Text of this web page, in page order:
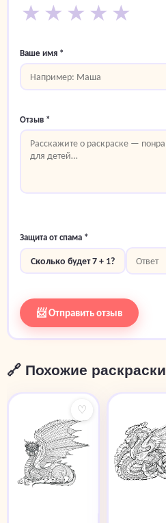
★ ★ ★ ★ ★
Ваше имя *
Отзыв *
Защита от спама *
Сколько будет 7 + 1?
📨 Отправить отзыв
🔗 Похожие раскраски
♡